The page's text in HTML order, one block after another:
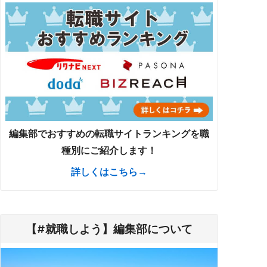
編集部でおすすめの転職サイトランキングを職
種別にご紹介します！
詳しくはこちら→
【#就職しよう】編集部について